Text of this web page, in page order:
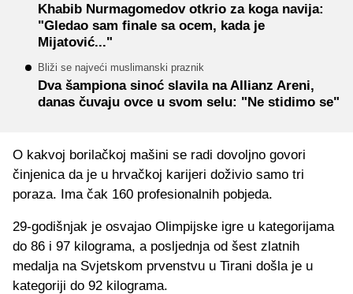
Khabib Nurmagomedov otkrio za koga navija:
"Gledao sam finale sa ocem, kada je
Mijatović..."
Bliži se najveći muslimanski praznik
Dva šampiona sinoć slavila na Allianz Areni,
danas čuvaju ovce u svom selu: "Ne stidimo se"
O kakvoj borilačkoj mašini se radi dovoljno govori
činjenica da je u hrvačkoj karijeri doživio samo tri
poraza. Ima čak 160 profesionalnih pobjeda.
29-godišnjak je osvajao Olimpijske igre u kategorijama
do 86 i 97 kilograma, a posljednja od šest zlatnih
medalja na Svjetskom prvenstvu u Tirani došla je u
kategoriji do 92 kilograma.